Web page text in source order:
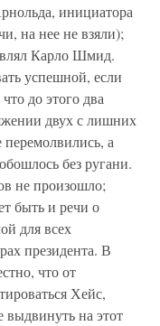
инициатора
на нее не взяли);
Карло Шмид.
успешной, если
до этого два
двух с лишних
а
без ругани.
не произошло;
быть и речи о
для всех
президента. В
что от
Хейс,
на этот